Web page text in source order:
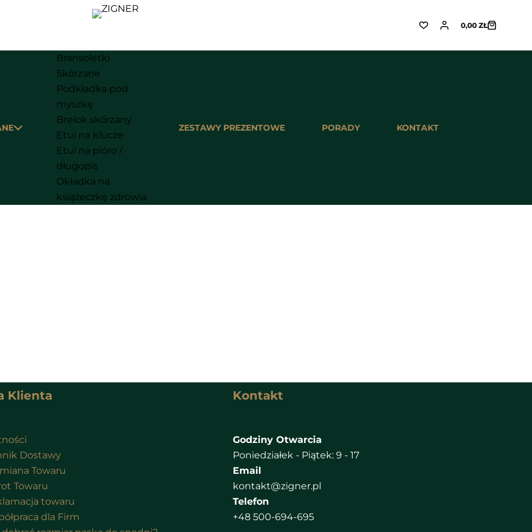
Koszyk
0,00 ZŁ
Bransoletki
Skórzane
Podkładka pod
myszkę
Brelok skórzany
Etui na klucze
Etui na pióro /
długopis
Okładka na
książeczkę zdrowia
ZESTAWY PREZENTOWE PORADY KONTAKT
Klienta
Dostawy
Towaru
Towaru
towaru
dla Firm
Kontakt
Godziny Otwarcia
Poniedziałek - Piątek: 9 - 17
Email
kontakt@zigner.pl
Telefon
+48 500-694-695